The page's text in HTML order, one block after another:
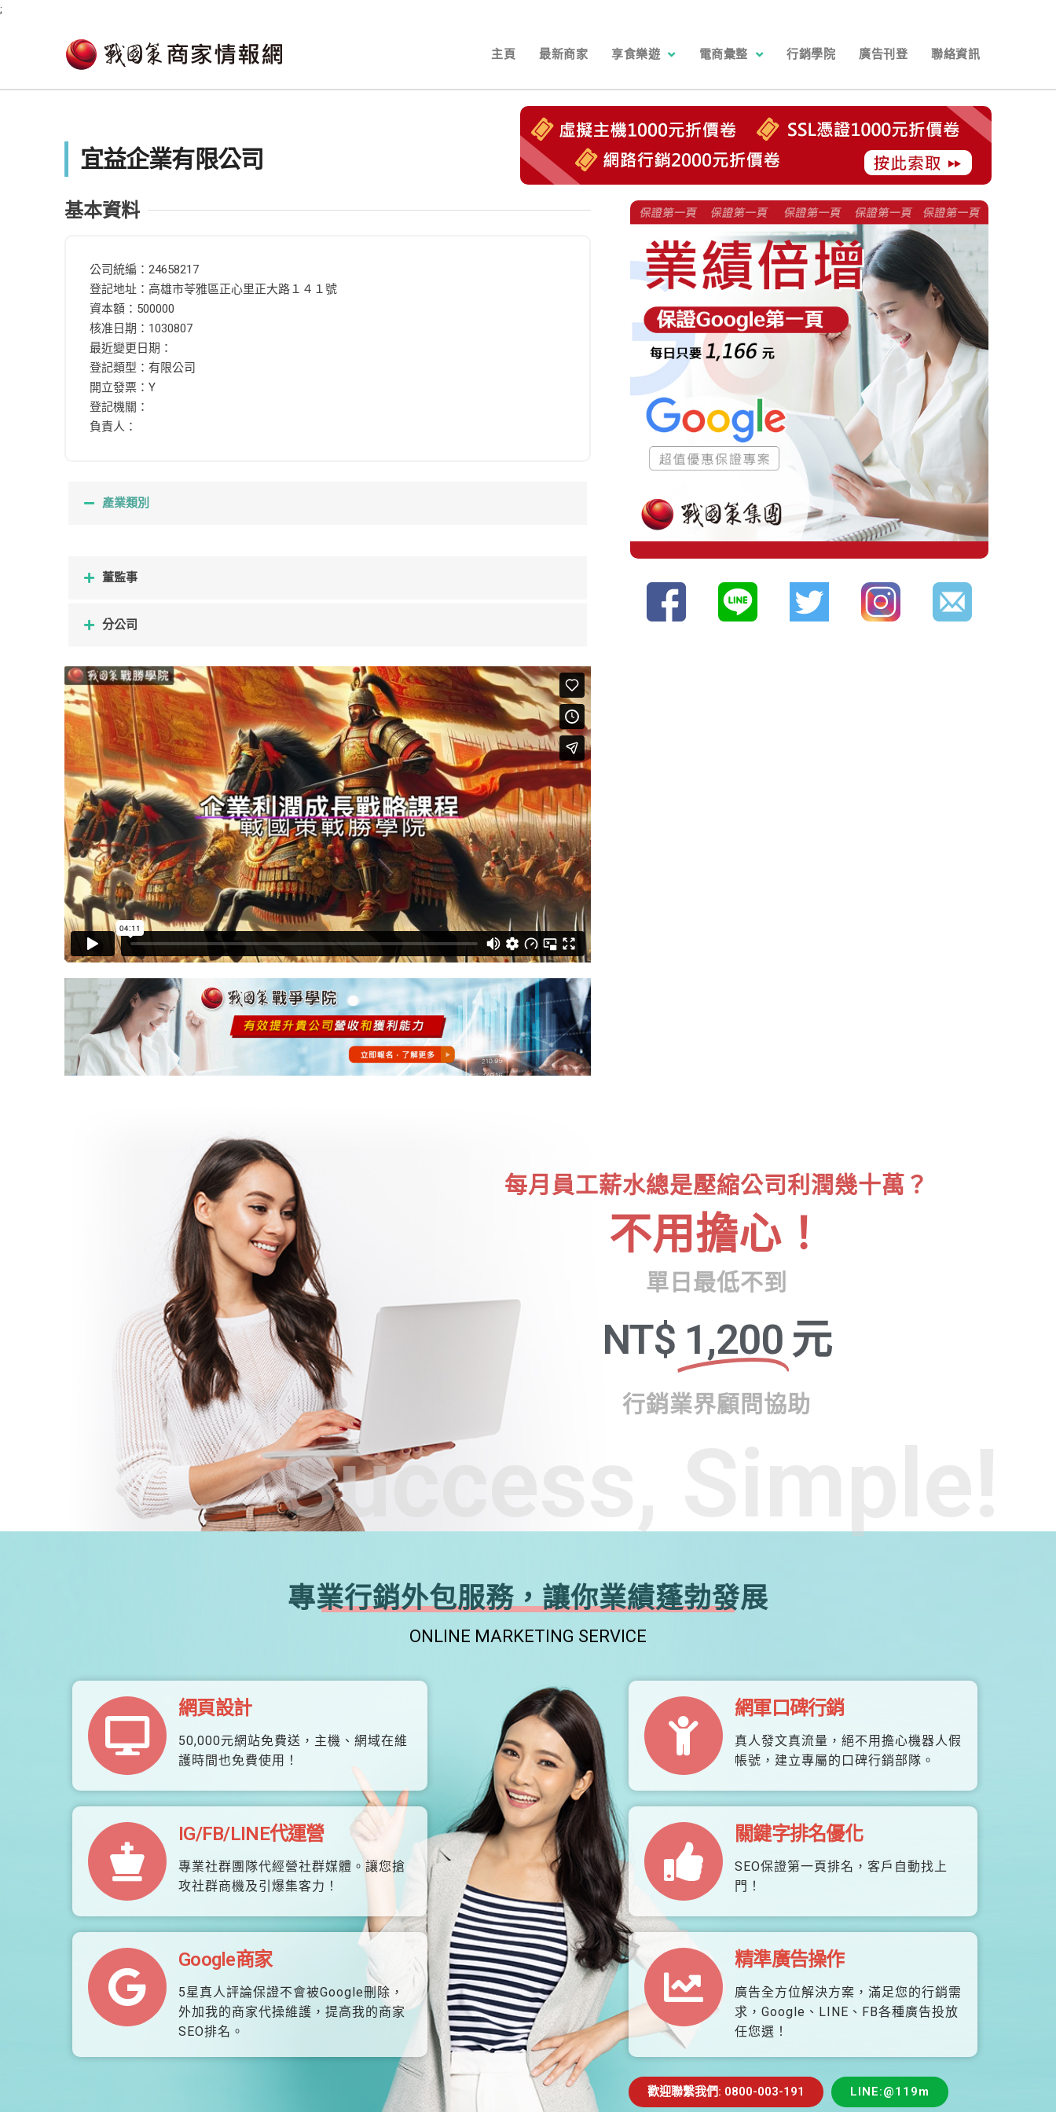
;
主頁 最新商家 享食樂遊 電商彙整 行銷學院 廣告刊登 聯絡資訊
宜益企業有限公司
基本資料
公司統編：24658217
登記地址：高雄市苓雅區正心里正大路１４１號
資本額：500000
核准日期：1030807
最近變更日期：
登記類型：有限公司
開立發票：Y
登記機關：
負責人：
產業類別
董監事
分公司
Success, Simple!
每月員工薪水總是壓縮公司利潤幾十萬？
不用擔心！
單日最低不到
NT$ 1,200 元
行銷業界顧問協助
專業行銷外包服務，讓你業績蓬勃發展
ONLINE MARKETING SERVICE
網頁設計
50,000元網站免費送，主機、網域在維
護時間也免費使用！
IG/FB/LINE代運營
專業社群團隊代經營社群媒體。讓您搶
攻社群商機及引爆集客力！
Google商家
5星真人評論保證不會被Google刪除，
外加我的商家代操維護，提高我的商家
SEO排名。
網軍口碑行銷
真人發文真流量，絕不用擔心機器人假
帳號，建立專屬的口碑行銷部隊。
關鍵字排名優化
SEO保證第一頁排名，客戶自動找上
門！
精準廣告操作
廣告全方位解決方案，滿足您的行銷需
求，Google、LINE、FB各種廣告投放
任您選！
歡迎聯繫我們: 0800-003-191 LINE:@119m